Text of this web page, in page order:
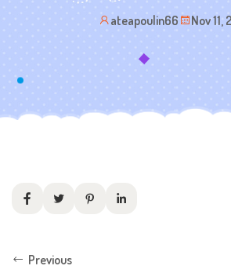
ateapoulin66 Nov 11,
Previous